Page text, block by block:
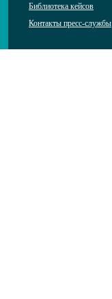
Библиотека кейсов
Контакты пресс-службы